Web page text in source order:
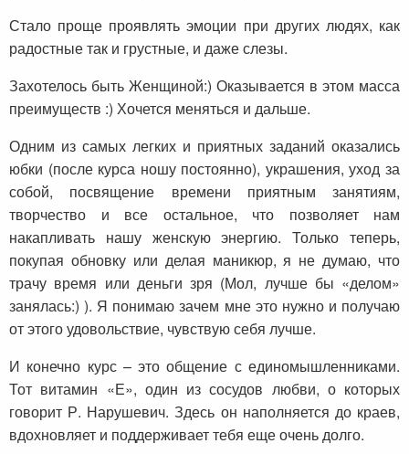
Стало проще проявлять эмоции при других людях, как
радостные так и грустные, и даже слезы.
Захотелось быть Женщиной:) Оказывается в этом масса
преимуществ :) Хочется меняться и дальше.
Одним из самых легких и приятных заданий оказались
юбки (после курса ношу постоянно), украшения, уход за
собой, посвящение времени приятным занятиям,
творчество и все остальное, что позволяет нам
накапливать нашу женскую энергию. Только теперь,
покупая обновку или делая маникюр, я не думаю, что
трачу время или деньги зря (Мол, лучше бы «делом»
занялась:) ). Я понимаю зачем мне это нужно и получаю
от этого удовольствие, чувствую себя лучше.
И конечно курс – это общение с единомышленниками.
Тот витамин «Е», один из сосудов любви, о которых
говорит Р. Нарушевич. Здесь он наполняется до краев,
вдохновляет и поддерживает тебя еще очень долго.